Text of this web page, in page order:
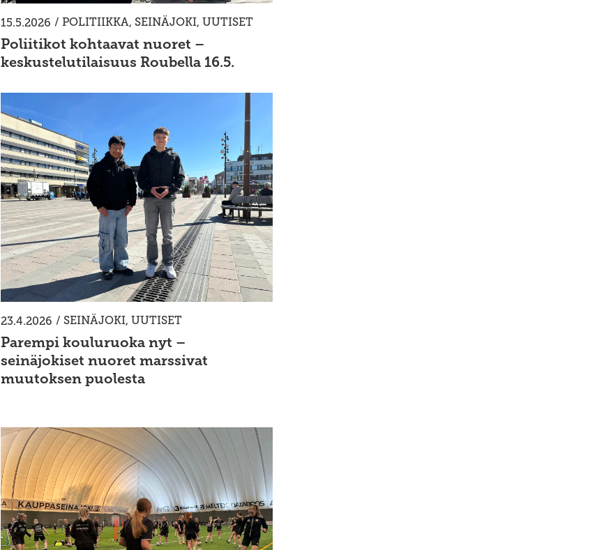
15.5.2026 / POLITIIKKA,SEINÄJOKI,UUTISET
Poliitikot kohtaavat nuoret –
keskustelutilaisuus Roubella 16.5.
23.4.2026 / SEINÄJOKI,UUTISET
Parempi kouluruoka nyt –
seinäjokiset nuoret marssivat
muutoksen puolesta